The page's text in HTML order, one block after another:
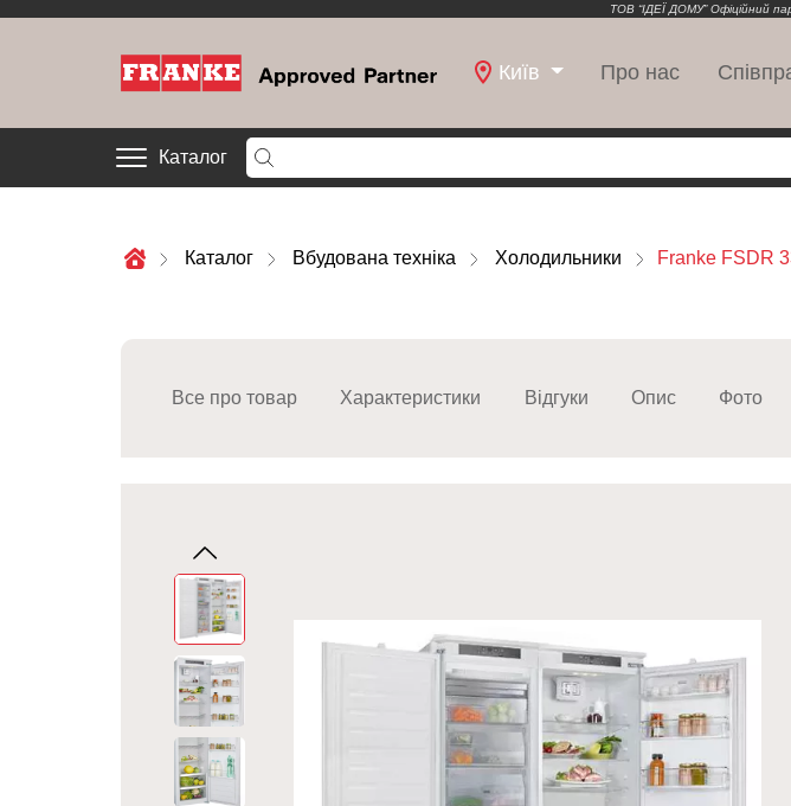
ТОВ “ІДЕЇ ДОМУ” Офіційний
Київ Про нас
Каталог
Каталог Вбудована техніка Холодильники Franke FSDR
Все про товар Характеристики Відгуки Опис Фото